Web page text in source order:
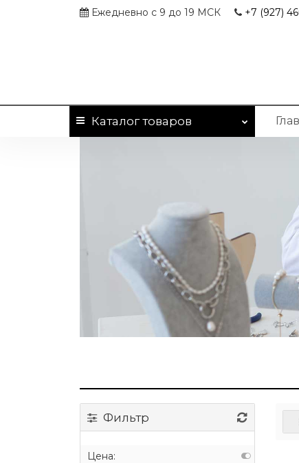
Ежедневно с 9 до 19 МСК +7 (927)
Каталогтоваров
Фильтр
Цена: